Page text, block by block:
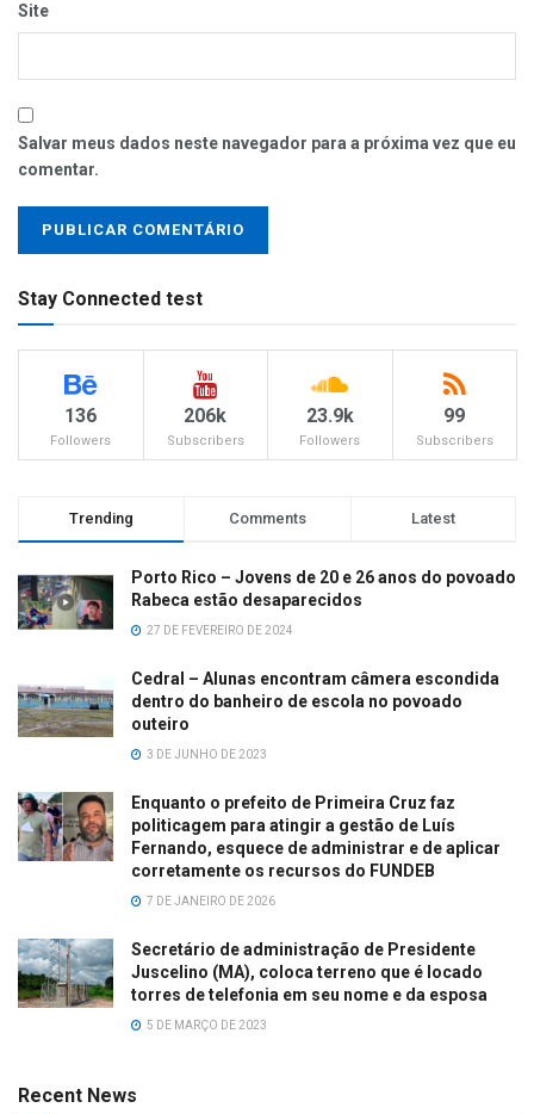
Site
Salvar meus dados neste navegador para a próxima vez que eu
comentar.
Stay Connected test
136
Followers
206k
Subscribers
23.9k
Followers
99
Subscribers
Trending Comments Latest
Porto Rico – Jovens de 20 e 26 anos do povoado
Rabeca estão desaparecidos
27 DE FEVEREIRO DE 2024
Cedral – Alunas encontram câmera escondida
dentro do banheiro de escola no povoado
outeiro
3 DE JUNHO DE 2023
Enquanto o prefeito de Primeira Cruz faz
politicagem para atingir a gestão de Luís
Fernando, esquece de administrar e de aplicar
corretamente os recursos do FUNDEB
7 DE JANEIRO DE 2026
Secretário de administração de Presidente
Juscelino (MA), coloca terreno que é locado
torres de telefonia em seu nome e da esposa
5 DE MARÇO DE 2023
Recent News